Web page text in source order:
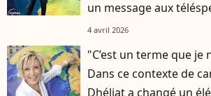
un message aux
4 avril 2026
"C’est un terme que je
Dans ce contexte de
Dhéliat a changé un